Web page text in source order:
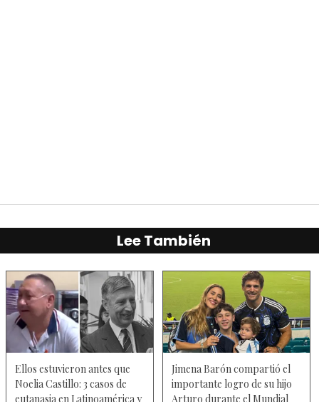
Lee También
Ellos estuvieron antes que
Noelia Castillo: 3 casos de
eutanasia en Latinoamérica y
Jimena Barón compartió el
importante logro de su hijo
Arturo durante el Mundial